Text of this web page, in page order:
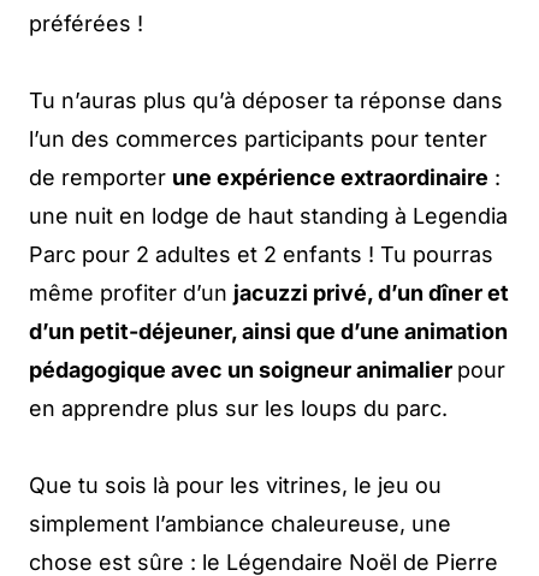
préférées !
Tu n’auras plus qu’à déposer ta réponse dans
l’un des commerces participants pour tenter
de remporter une expérience extraordinaire :
une nuit en lodge de haut standing à Legendia
Parc pour 2 adultes et 2 enfants ! Tu pourras
même profiter d’un jacuzzi privé, d’un dîner et
d’un petit-déjeuner, ainsi que d’une animation
pédagogique avec un soigneur animalier pour
en apprendre plus sur les loups du parc.
Que tu sois là pour les vitrines, le jeu ou
simplement l’ambiance chaleureuse, une
chose est sûre : le Légendaire Noël de Pierre